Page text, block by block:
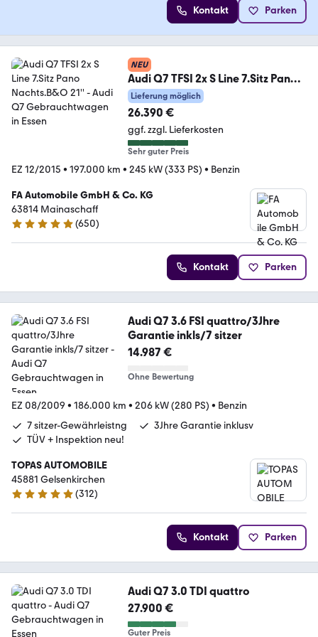
Kontakt Parken
NEU
Audi Q7 TFSI 2x S Line 7.Sitz Pano
Nachts.B&O 21''
Lieferung möglich
26.390 €
ggf. zzgl. Lieferkosten
Sehr guter Preis
EZ 12/2015 • 197.000 km • 245 kW (333 PS) • Benzin
FA Automobile GmbH & Co. KG
63814 Mainaschaff
4.8 Sterne
(650)
Kontakt Parken
Audi Q7 3.6 FSI quattro/3Jhre
Garantie inkls/7 sitzer
14.987 €
Ohne Bewertung
EZ 08/2009 • 186.000 km • 206 kW (280 PS) • Benzin
7 sitzer-Gewährleistng
3Jhre Garantie inklusv
TÜV + Inspektion neu!
TOPAS AUTOMOBILE
45881 Gelsenkirchen
5 Sterne
(312)
Kontakt Parken
Audi Q7 3.0 TDI quattro
27.900 €
Guter Preis